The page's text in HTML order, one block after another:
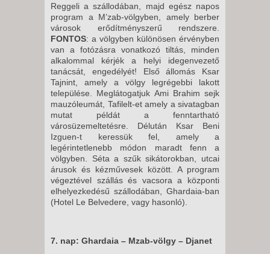
Reggeli a szállodában, majd egész napos
program a M’zab-völgyben, amely berber
városok erődítményszerű rendszere.
FONTOS: a völgyben különösen érvényben
van a fotózásra vonatkozó tiltás, minden
alkalommal kérjék a helyi idegenvezető
tanácsát, engedélyét! Első állomás Ksar
Tajnint, amely a völgy legrégebbi lakott
települése. Meglátogatjuk Ami Brahim sejk
mauzóleumát, Tafilelt-et amely a sivatagban
mutat példát a fenntartható
városüzemeltetésre. Délután Ksar Beni
Izguen-t keressük fel, amely a
legérintetlenebb módon maradt fenn a
völgyben. Séta a szűk sikátorokban, utcai
árusok és kézművesek között. A program
végeztével szállás és vacsora a központi
elhelyezkedésű szállodában, Ghardaia-ban
(Hotel Le Belvedere, vagy hasonló).
7. nap: Ghardaia – Mzab-völgy – Djanet